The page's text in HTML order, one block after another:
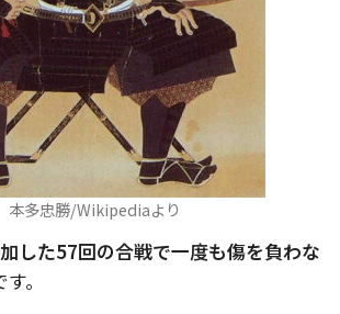
本多忠勝/Wikipediaより
した57回の合戦で一度も傷を負わな
す。